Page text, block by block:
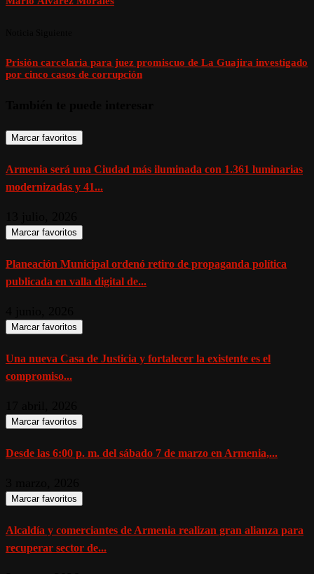
Prisión carcelaria para juez promiscuo de La Guajira investigado
por cinco casos de corrupción
Marcar favoritos
Armenia será una Ciudad más iluminada con 1.361 luminarias
modernizadas y 41...
Marcar favoritos
Planeación Municipal ordenó retiro de propaganda política
publicada en valla digital de...
Marcar favoritos
Una nueva Casa de Justicia y fortalecer la existente es el
compromiso...
Marcar favoritos
Desde las 6:00 p. m. del sábado 7 de marzo en Armenia,...
Marcar favoritos
Alcaldía y comerciantes de Armenia realizan gran alianza para
recuperar sector de...